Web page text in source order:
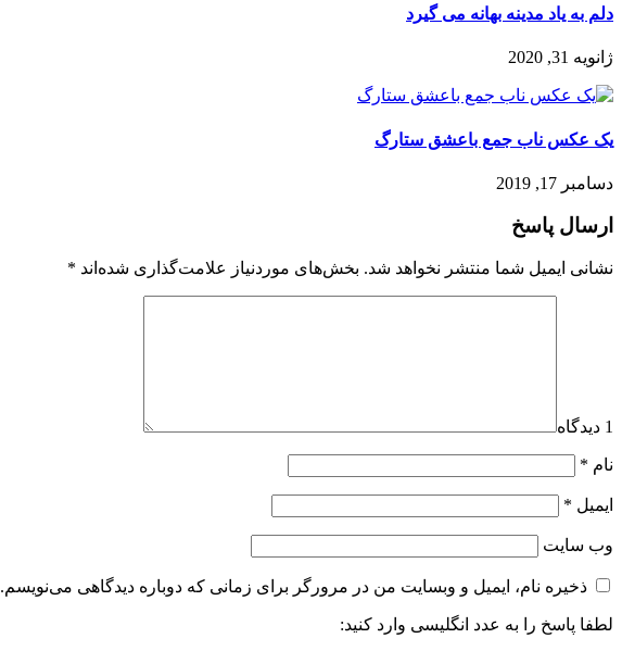
دلم به یاد مدینه بهانه می گیرد
ژانویه 31, 2020
یک عکس ناب جمع باعشق ستارگ
دسامبر 17, 2019
ارسال پاسخ
نشانی ایمیل شما منتشر نخواهد شد. بخش‌های موردنیاز علامت‌گذاری شده‌اند *
1 دیدگاه
نام *
ایمیل *
وب‌ سایت
ذخیره نام، ایمیل و وبسایت من در مرورگر برای زمانی که دوباره دیدگاهی می‌نویسم.
لطفا پاسخ را به عدد انگلیسی وارد کنید: